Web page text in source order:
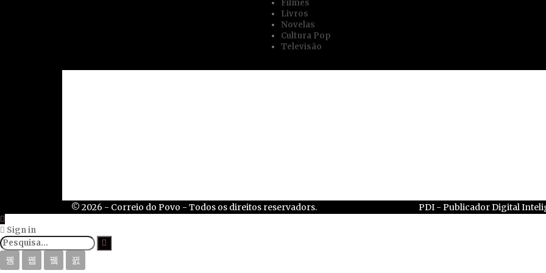
Filmes
Livros
Novelas
Cultura Pop
Televisão
© 2026 - Correio do Povo - Todos os direitos reservadors. PDI - Publicador Digital
Sign in